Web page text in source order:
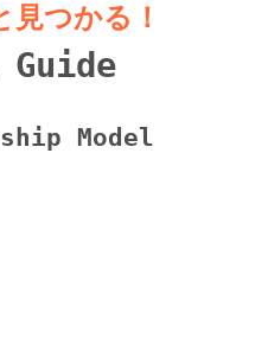
つかる！
Model